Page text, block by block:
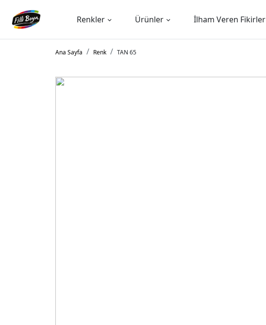
Renkler Ürünler İlham Veren Fikirler
Ana Sayfa Renk TAN 65